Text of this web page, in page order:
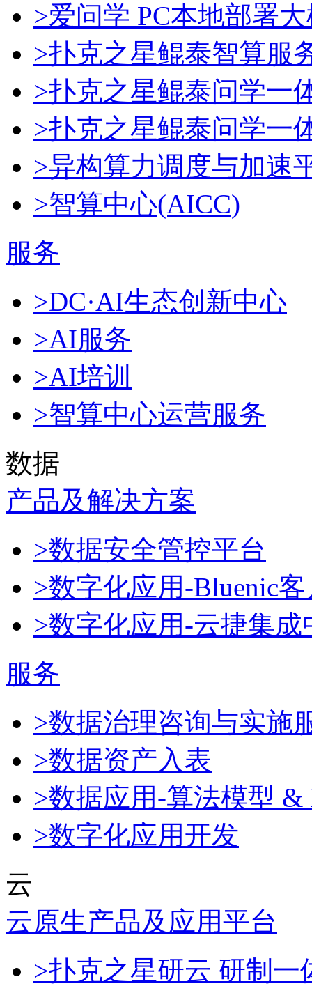
>爱问学 PC本地部署
>扑克之星鲲泰智算服
>扑克之星鲲泰问学一
>扑克之星鲲泰问学一
>异构算力调度与加速
>智算中心(AICC)
服务
>DC·AI生态创新中心
>AI服务
>AI培训
>智算中心运营服务
数据
产品及解决方案
>数据安全管控平台
>数字化应用-Bluenic
>数字化应用-云捷集成
服务
>数据治理咨询与实施
>数据资产入表
>数据应用-算法模型 &
>数字化应用开发
云
云原生产品及应用平台
>扑克之星研云 研制